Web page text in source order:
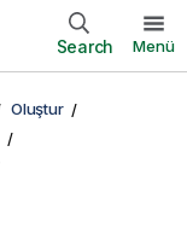
Search Menü
Oluştur